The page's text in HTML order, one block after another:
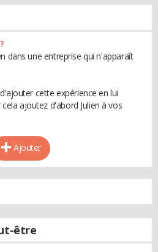
dans une entreprise qui n'apparaît
cette expérience en lui
ajoutez d'abord Julien à vos
Ajouter
être